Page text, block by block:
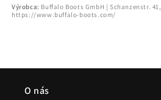
Výrobca: Buffalo Boots GmbH | Schanzenstr.
https://www.buffalo-boots.com/
O nás